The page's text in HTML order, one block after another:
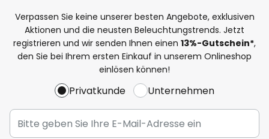
Verpassen Sie keine unserer besten Angebote, exklusiven
Aktionen und die neusten Beleuchtungstrends. Jetzt
registrieren und wir senden Ihnen einen 13%-Gutschein*,
den Sie bei Ihrem ersten Einkauf in unserem Onlineshop
einlösen können!
Privatkunde Unternehmen